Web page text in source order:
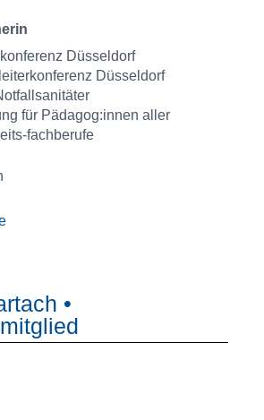
Düsseldorf
Düsseldorf
für Pädagog:innen aller
fachberufe
•